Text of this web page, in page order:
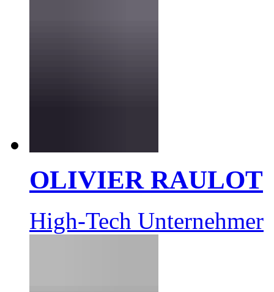
OLIVIER RAULOT
High-Tech Unternehmer